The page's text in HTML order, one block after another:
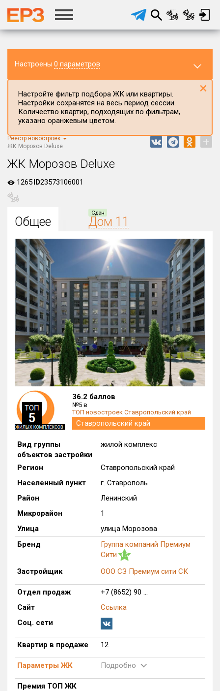
Настроены 0 параметров
Регион ЖК
Район в регионе
Все
Населённый пункт
Все
Район в городе
Все
₽/м² млн ₽
Цена
от до
Общая площадь, м²
до
Срок сдачи
Сдан в 2014 до IV кв. 2026
Вид объекта
Кол-во комнат
Только новые
от до
с продажами
Найдено:
Жилых комплексов
Многоквартирных домов
Поселков таунхаусов
Блокированных домов
10 из 10
блоков в БД
Настройте фильтр подбора ЖК или квартиры.
Настройки сохранятся на весь период сессии.
Количество квартир, подходящих по фильтрам,
указано оранжевым цветом.
×
Реестр новостроек
ЖК Морозов Deluxe
+
ЖК Морозов Deluxe
1265ID23573106001
Общее
Сдан
Дом 11
36.2 баллов
№5 в
ТОП новостроек Ставропольский край
Ставропольский край
Вид группы
объектов застройки
жилой комплекс
Регион
Ставропольский край
Населенный пункт
г. Ставрополь
Район
Ленинский
Микрорайон
1
Улица
улица Морозова
Бренд
Группа компаний Премиум
Сити
4.5
Застройщик ООО СЗ Премиум сити СК
Отдел продаж
+7 (8652) 90 ...
Сайт
Ссылка
Соц. сети
Квартир в продаже 12
Параметры ЖК Подробно
Премия ТОП ЖК